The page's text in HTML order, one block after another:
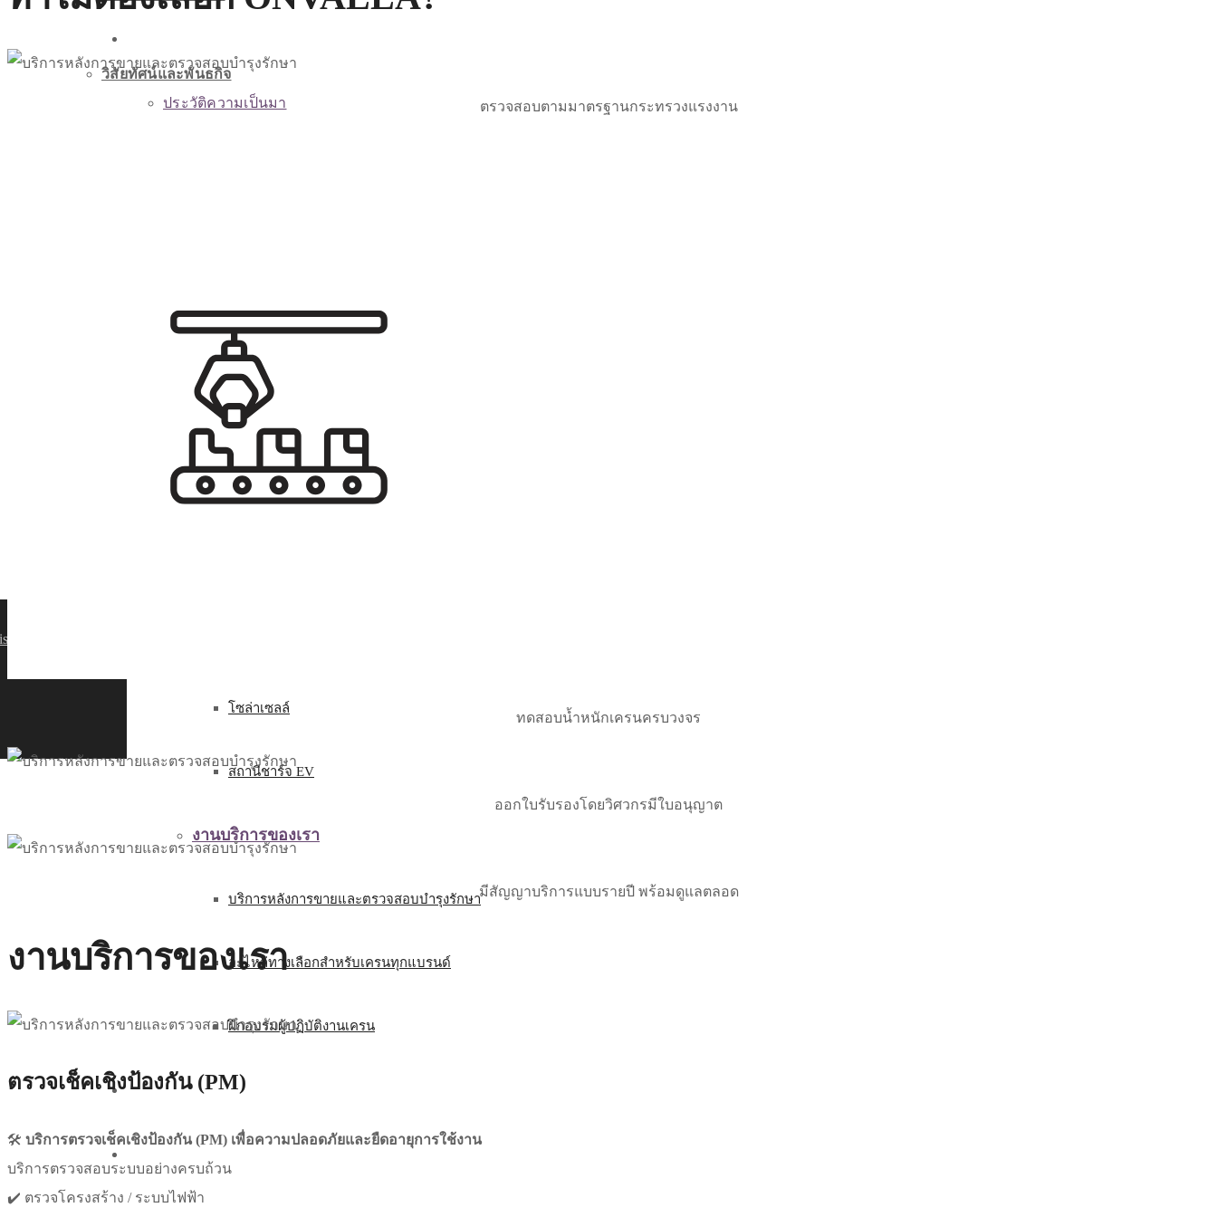
วิสัยทัศน์และพันธกิจ
สินค้าและบริการ
ประวัติความเป็นมา
สินค้าและบริการ
รอกและเครน
โซล่าเซลล์
สถานีชาร์จ EV
งานบริการของเรา
บริการหลังการขายและตรวจสอบบำรุงรักษา
อะไหล่ทางเลือกสำหรับเครนทุกแบรนด์
ฝึกอบรมผู้ปฏิบัติงานเครน
บทความ
ตรวจสอบตามมาตรฐานกระทรวงแรงงาน
ทดสอบน้ำหนักเครนครบวงจร
ออกใบรับรองโดยวิศวกรมีใบอนุญาต
มีสัญญาบริการแบบรายปี พร้อมดูแลตลอด
งานบริการของเรา
ตรวจเช็คเชิงป้องกัน (PM)
🛠️ บริการตรวจเช็คเชิงป้องกัน (PM) เพื่อความปลอดภัยและยืดอายุการใช้งาน
บริการตรวจสอบระบบอย่างครบถ้วน
✔️ ตรวจโครงสร้าง / ระบบไฟฟ้า